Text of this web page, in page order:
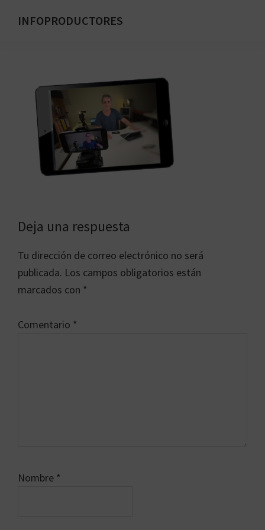
INFOPRODUCTORES
digitales
Interacciones
con
los
lectores
Deja una respuesta
Tu dirección de correo electrónico no será
publicada. Los campos obligatorios están
marcados con *
Comentario *
Nombre *